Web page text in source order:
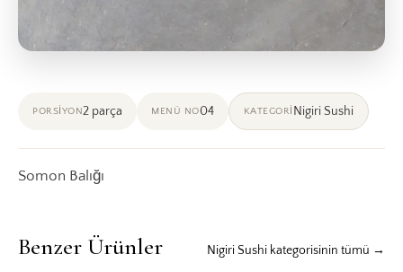
PORSIYON2 parça MENÜ NO04 KATEGORI Nigiri Sushi
Somon Balığı
Benzer Ürünler Nigiri Sushi kategorisinin tümü →